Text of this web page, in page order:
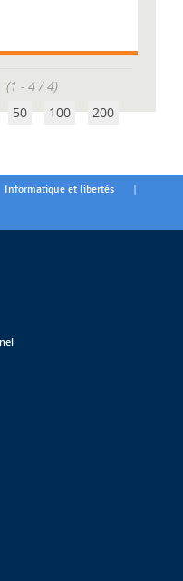
(1 - 4 / 4)
50 100 200
Informatique et libertés |